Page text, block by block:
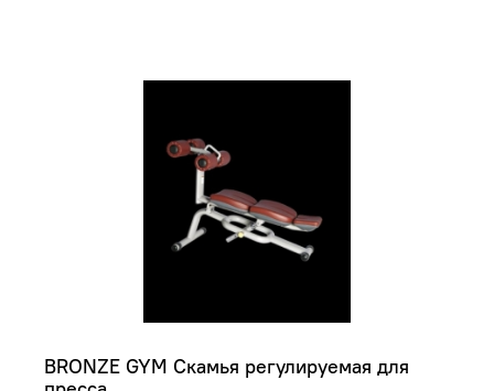
BRONZE GYM Скамья регулируемая для